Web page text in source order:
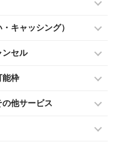
キャッシング）
ンセル
能枠
他サービス